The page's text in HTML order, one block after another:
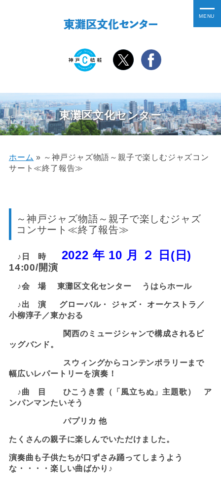
東灘区文化センター
ホーム » ～神戸ジャズ物語～親子で楽しむジャズコン
サート≪終了報告≫
～神戸ジャズ物語～親子で楽しむジャズ
コンサート≪終了報告≫
♪ 日 時 2022 年 10 月 ２ 日 ( 日)
14:00/開演
♪会 場 東灘区文化センタ ー うはらホール
♪出演 グロ ーバル・ ジャ ズ・ オーケス ト ラ／
小柳淳子／東かおる
関西のミュージシャンで構成されるビ
ッグバンド。
スウィングからコンテンポラリーまで
幅広いレパートリーを演奏！
♪曲 目 ひこ うき雲（「風立ちぬ」主題歌） ア
ンパンマンたいそう
パプリカ 他
たくさんの親子に楽しんでいただけました。
演奏曲も子供たちが口ずさみ踊ってしまうよう
な・・・・楽しい曲ばかり♪